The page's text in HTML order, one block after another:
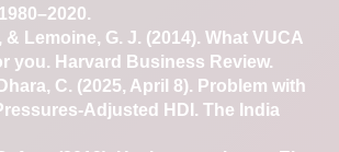
1980–2020.
& Lemoine, G. J. (2014). What VUCA
you. Harvard Business Review.
C. (2025, April 8). Problem with
Adjusted HDI. The India